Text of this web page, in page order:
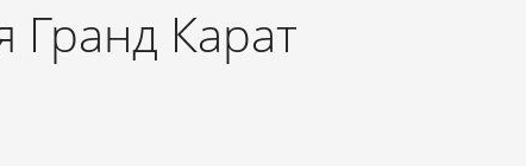
Гранд Карат